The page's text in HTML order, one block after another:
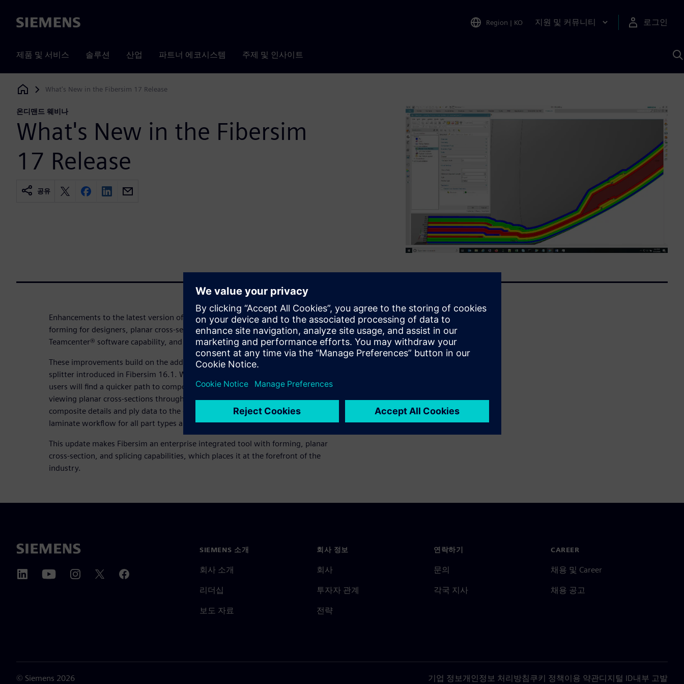
Siemens Region | KO 지원 및 커뮤니티 로그인
제품 및 서비스 솔루션 산업 파트너 에코시스템 주제 및 인사이트
Siemens Digital Industries Software
What's New in the Fibersim 17 Release
온디맨드 웨비나
What's New in the Fibersim
17 Release
공유
Enhancements to the latest version of the Fibersim™ portfolio (17) include
forming for designers, planar cross-section improvements, publish to
Teamcenter® software capability, and explicit layer splicing.
These improvements build on the addition of the parametric zone transition
splitter introduced in Fibersim 16.1. With these enhancements to Fibersim 17,
users will find a quicker path to composite forming, a more intuitive option for
viewing planar cross-sections through the midplane of a ply, exposure of
composite details and ply data to the enterprise, full support of manufacturing
laminate workflow for all part types and a more robust multi-ply workflow.
This update makes Fibersim an enterprise integrated tool with forming, planar
cross-section, and splicing capabilities, which places it at the forefront of the
industry.
SIEMENS 소개
회사 소개
리더십
보도 자료
회사 정보
회사
투자자 관계
전략
연락하기
문의
각국 지사
CAREER
채용 및 Career
채용 공고
© Siemens 2026 기업 정보개인정보 처리방침쿠키 정책이용 약관디지털 ID내부 고발